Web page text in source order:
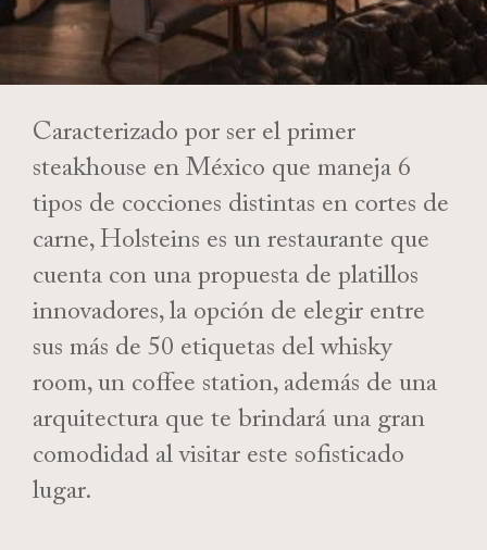
Caracterizado por ser el primer
steakhouse en México que maneja 6
tipos de cocciones distintas en cortes de
carne, Holsteins es un restaurante que
cuenta con una propuesta de platillos
innovadores, la opción de elegir entre
sus más de 50 etiquetas del whisky
room, un coffee station, además de una
arquitectura que te brindará una gran
comodidad al visitar este sofisticado
lugar.